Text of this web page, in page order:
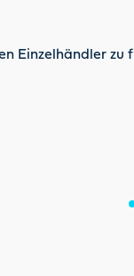
Einzelhändler zu